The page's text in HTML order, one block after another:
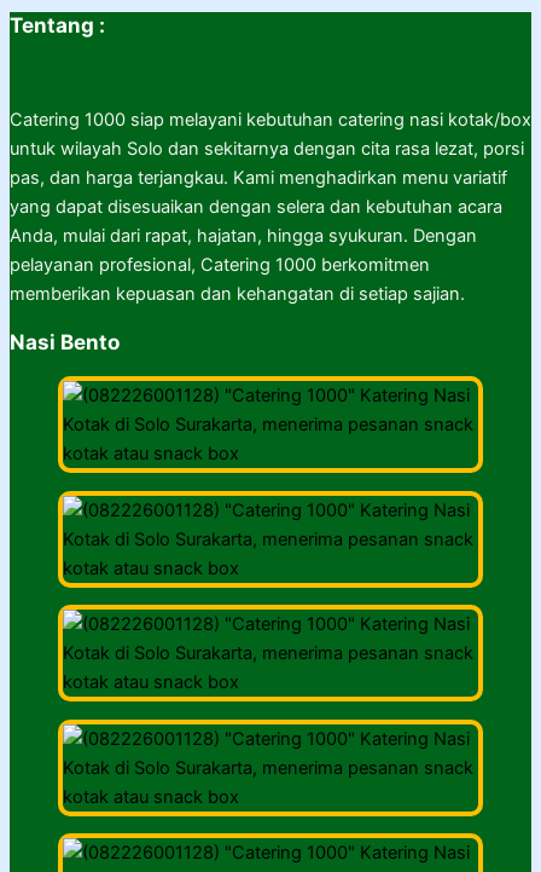
Tentang :
Catering 1000 siap melayani kebutuhan catering nasi kotak/box
untuk wilayah Solo dan sekitarnya dengan cita rasa lezat, porsi
pas, dan harga terjangkau. Kami menghadirkan menu variatif
yang dapat disesuaikan dengan selera dan kebutuhan acara
Anda, mulai dari rapat, hajatan, hingga syukuran. Dengan
pelayanan profesional, Catering 1000 berkomitmen
memberikan kepuasan dan kehangatan di setiap sajian.
Nasi Bento